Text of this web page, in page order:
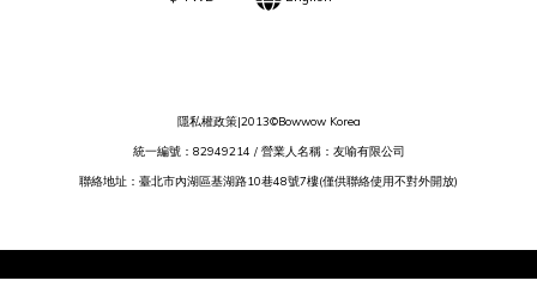
隱私權政策|2013©Bowwow Korea
統一編號：82949214 / 營業人名稱：友喻有限公司
聯絡地址：臺北市內湖區基湖路10巷48號7樓(僅供聯絡使用不對外開放)